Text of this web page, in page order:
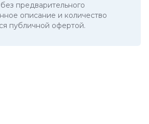
предварительного
описание и количество
публичной офертой.